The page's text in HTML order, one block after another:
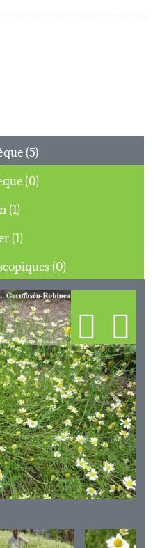
photothèque (5)
scanothèque (0)
dessin (1)
herbier (1)
coupes microscopiques (0)
Next